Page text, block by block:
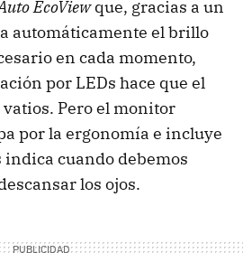
EcoViewque, gracias a un
automáticamente el brillo
en cada momento,
por LEDs hace que el
Pero el monitor
por la ergonomía e incluye
indica cuando debemos
los ojos.